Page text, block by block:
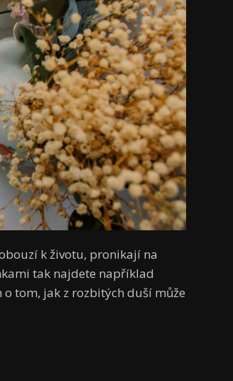
k životu, pronikají na
tak najdete například
tom, jak z rozbitých duší může